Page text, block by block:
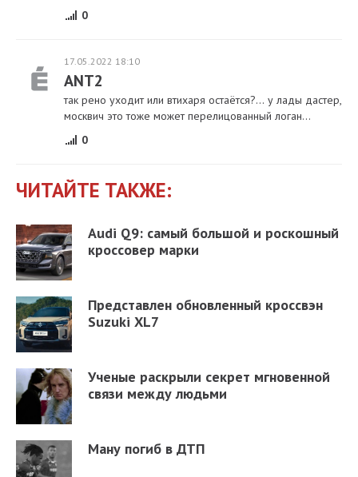
0
17.05.2022 18:10
ANT2
так рено уходит или втихаря остаётся?... у лады дастер,
москвич это тоже может перелицованный логан...
0
ЧИТАЙТЕ ТАКЖЕ:
Audi Q9: самый большой и роскошный
кроссовер марки
Представлен обновленный кроссвэн
Suzuki XL7
Ученые раскрыли секрет мгновенной
связи между людьми
Ману погиб в ДТП